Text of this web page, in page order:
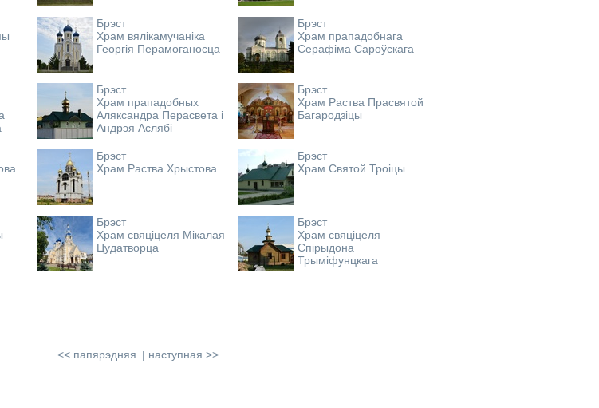
Брэст
Храм вялікамучаніка
Георгія Перамоганосца
Брэст
Храм прападобнага
Серафіма Сароўскага
Брэст
Храм прападобных
Аляксандра Перасвета і
Андрэя Аслябі
Брэст
Храм Раства Прасвятой
Багародзіцы
Брэст
Храм Раства Хрыстова
Брэст
Храм Святой Троіцы
Брэст
Храм свяціцеля Мікалая
Цудатворца
Брэст
Храм свяціцеля
Спірыдона
Трыміфунцкага
<< папярэдняя наступная >>